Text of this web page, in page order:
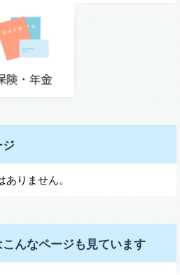
ジ
りません。
んなページも見ています